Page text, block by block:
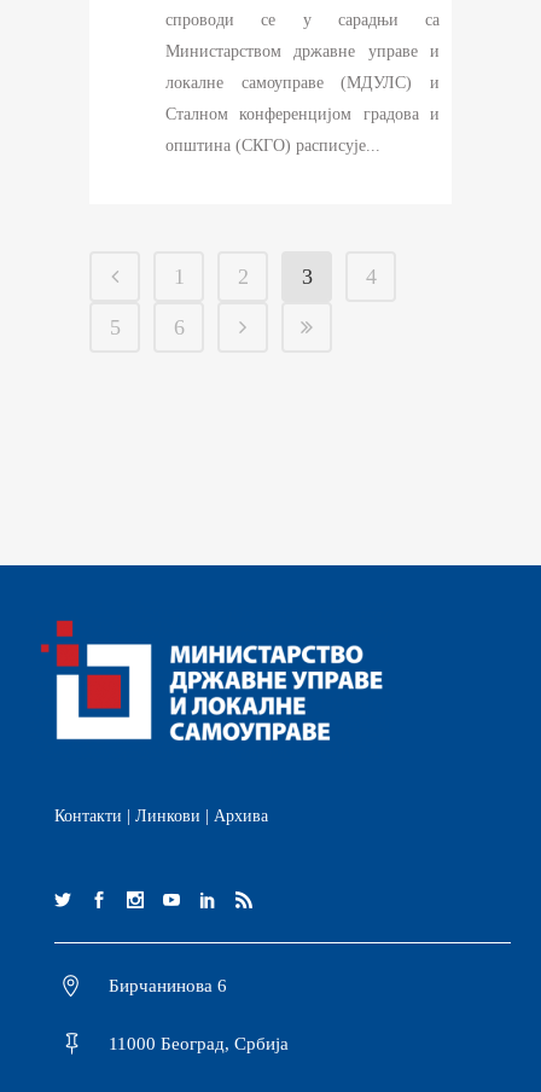
спроводи се у сарадњи са
Министарством државне управе и
локалне самоуправе (МДУЛС) и
Сталном конференцијом градова и
општина (СКГО) расписује...
1 2 3 4
5 6
Контакти Линкови Архива
Бирчанинова 6
11000 Београд, Србија